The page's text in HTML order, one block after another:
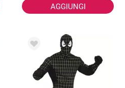
AGGIUNGI